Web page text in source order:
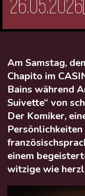
26.05.2026
Am Samstag,
Chapito im
Bains während
Suivette“ von
Der Komiker,
Persönlichkeiten
einem
witzige wie